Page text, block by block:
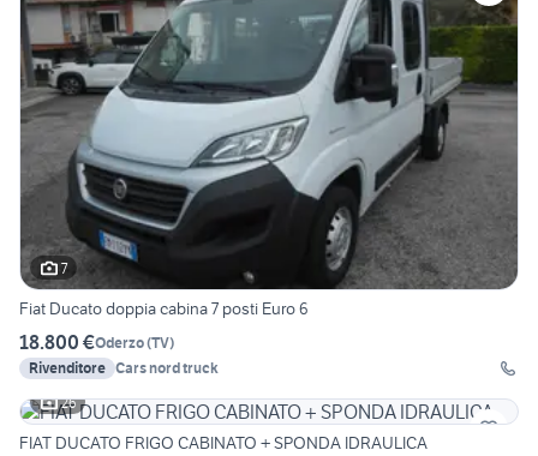
7
Fiat Ducato doppia cabina 7 posti Euro 6
18.800 €Oderzo(TV)
Rivenditore Cars nord truck
26
FIAT DUCATO FRIGO CABINATO + SPONDA IDRAULICA